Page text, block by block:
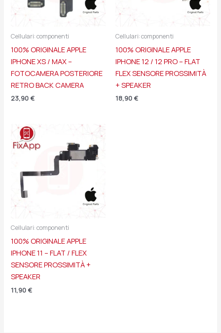
Cellulari: componenti
100% ORIGINALE APPLE
IPHONE XS / MAX –
FOTOCAMERA POSTERIORE
RETRO BACK CAMERA
23,90 €
Cellulari: componenti
100% ORIGINALE APPLE
IPHONE 12 / 12 PRO – FLAT
FLEX SENSORE PROSSIMITÀ
+ SPEAKER
18,90 €
Cellulari: componenti
100% ORIGINALE APPLE
IPHONE 11 – FLAT / FLEX
SENSORE PROSSIMITÀ +
SPEAKER
11,90 €